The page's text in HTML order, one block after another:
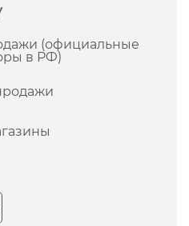
(официальные
в РФ)